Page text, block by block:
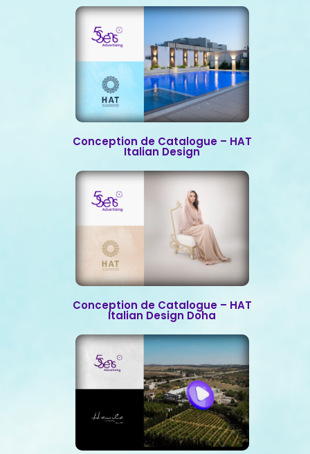
Conception de Catalogue – HAT
Italian Design
Conception de Catalogue – HAT
Italian Design Doha